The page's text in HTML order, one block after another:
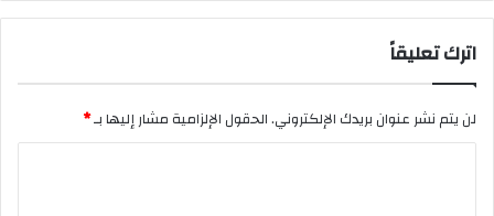
اترك تعليقاً
لن يتم نشر عنوان بريدك الإلكتروني.الحقول الإلزامية مشار إليها بـ*